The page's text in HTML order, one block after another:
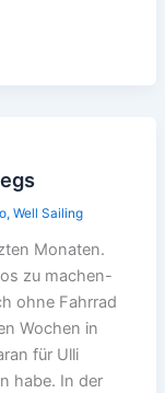
, Well Sailing
Monaten.
zu machen-
ohne Fahrrad
Wochen in
für Ulli
habe. In der